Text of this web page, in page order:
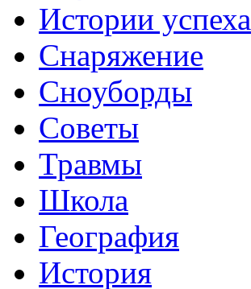
Истории успеха
Снаряжение
Сноуборды
Советы
Травмы
Школа
География
История